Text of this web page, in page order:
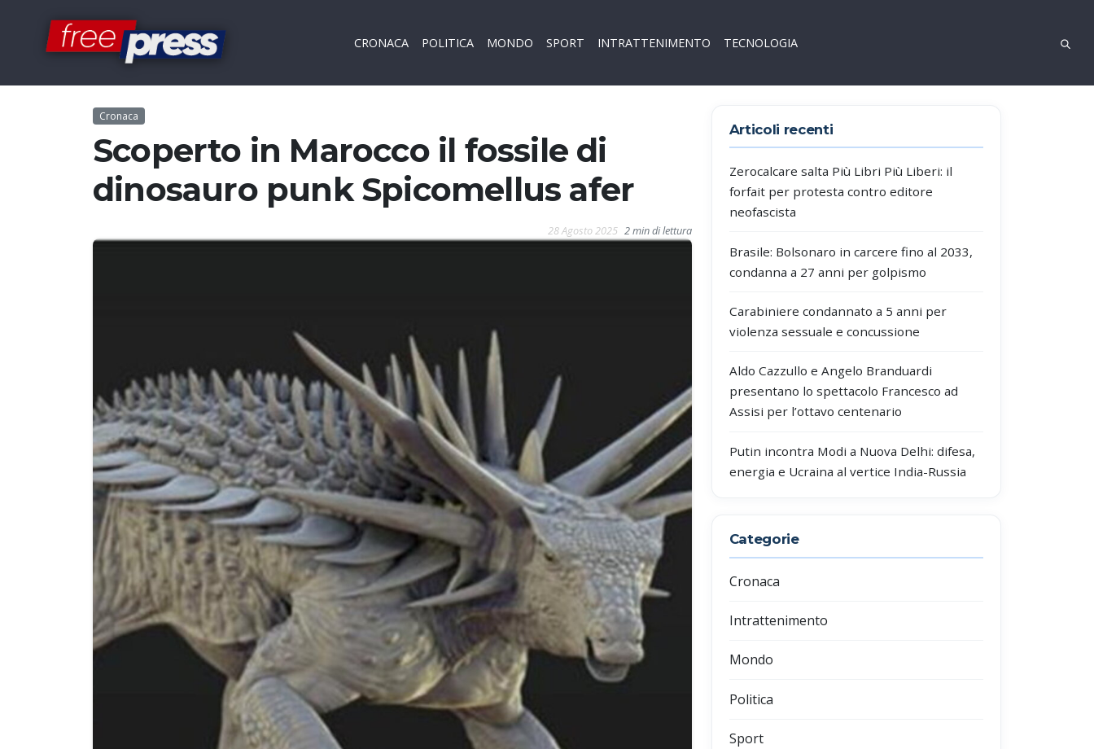
CRONACA POLITICA MONDO SPORT INTRATTENIMENTO TECNOLOGIA
Cronaca
Scoperto in Marocco il fossile di
dinosauro punk Spicomellus afer
28 Agosto 2025 2 min di lettura
Articoli recenti
Zerocalcare salta Più Libri Più Liberi: il
forfait per protesta contro editore
neofascista
Brasile: Bolsonaro in carcere fino al 2033,
condanna a 27 anni per golpismo
Carabiniere condannato a 5 anni per
violenza sessuale e concussione
Aldo Cazzullo e Angelo Branduardi
presentano lo spettacolo Francesco ad
Assisi per l’ottavo centenario
Putin incontra Modi a Nuova Delhi: difesa,
energia e Ucraina al vertice India-Russia
Categorie
Cronaca
Intrattenimento
Mondo
Politica
Sport